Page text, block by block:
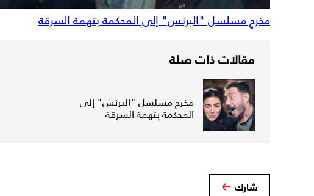
مخرج مسلسل "البرنس" إلى المحكمة بتهمة السرقة
مقالات ذات صلة
مخرج مسلسل "البرنس" إلى
المحكمة بتهمة السرقة
شارك